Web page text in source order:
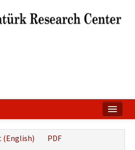
(English)
PDF